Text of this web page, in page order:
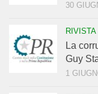
30
RIVISTA
La
Guy
1